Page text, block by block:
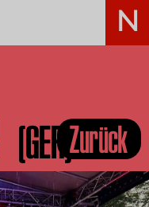
(GER)Zurück